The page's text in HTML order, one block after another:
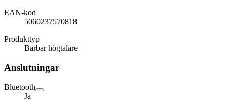
EAN-kod
5060237570818
Produkttyp
Bärbar högtalare
Anslutningar
Bluetooth
Ja